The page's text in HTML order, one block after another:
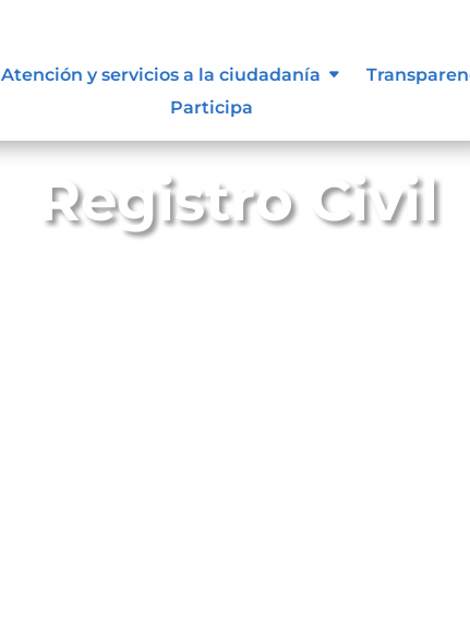
Atención y servicios a la ciudadanía
Participa
Registro Civil